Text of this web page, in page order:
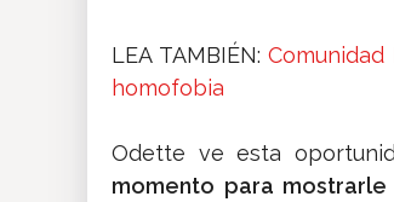
LEA TAMBIÉN:
homofobia
Odette ve esta
momento para